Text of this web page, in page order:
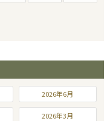
2026年6月
2026年3月